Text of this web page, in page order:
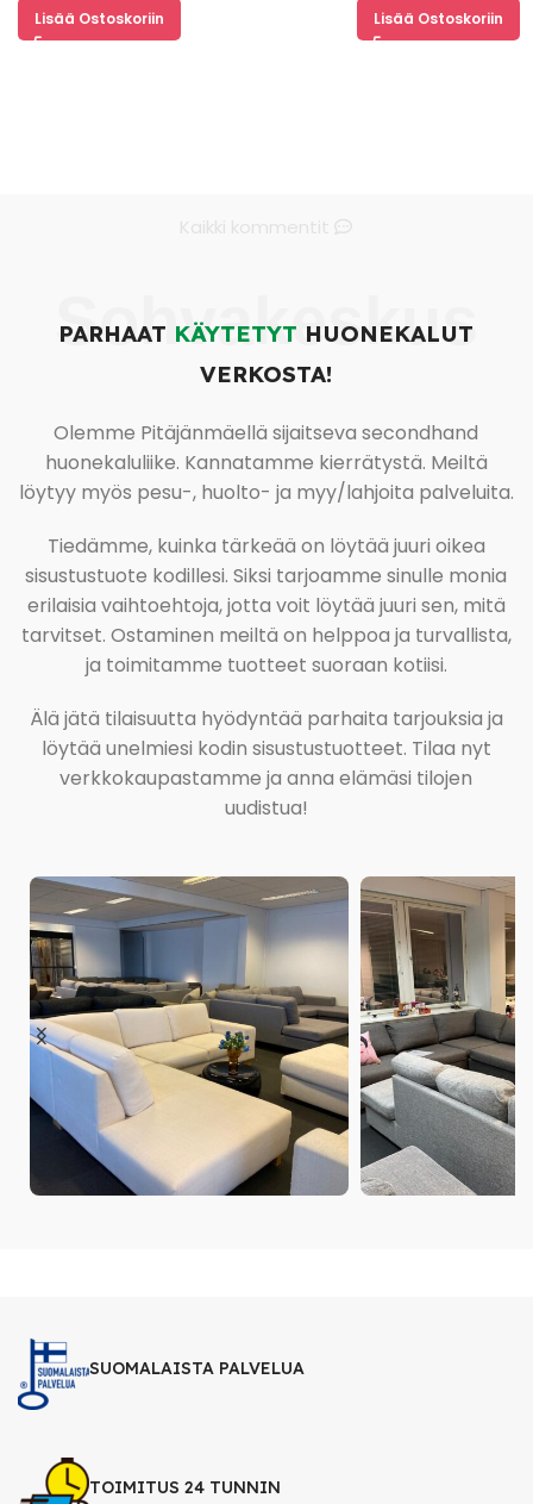
Lisää Ostoskoriin Lisää Ostoskoriin
Sohvakeskus
PARHAAT KÄYTETYT HUONEKALUT
VERKOSTA!
Olemme Pitäjänmäellä sijaitseva secondhand
huonekaluliike. Kannatamme kierrätystä. Meiltä
löytyy myös pesu-, huolto- ja myy/lahjoita palveluita.
Tiedämme, kuinka tärkeää on löytää juuri oikea
sisustustuote kodillesi. Siksi tarjoamme sinulle monia
erilaisia vaihtoehtoja, jotta voit löytää juuri sen, mitä
tarvitset. Ostaminen meiltä on helppoa ja turvallista,
ja toimitamme tuotteet suoraan kotiisi.
Älä jätä tilaisuutta hyödyntää parhaita tarjouksia ja
löytää unelmiesi kodin sisustustuotteet. Tilaa nyt
verkkokaupastamme ja anna elämäsi tilojen
uudistua!
SUOMALAISTA PALVELUA
TOIMITUS 24 TUNNIN